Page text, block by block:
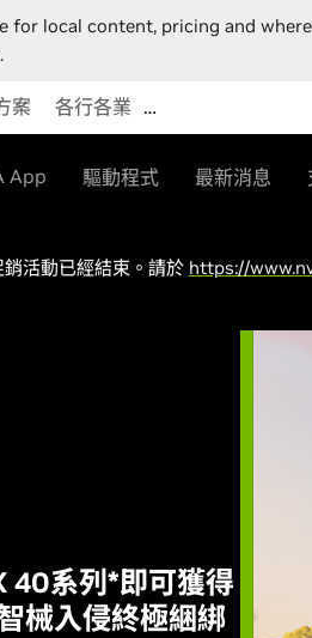
for local content, pricing and
案 各行各業 …
App 驅動程式 最新消息
活動已經結束。請於 https://
40系列*即可獲得
械入侵終極綑綁